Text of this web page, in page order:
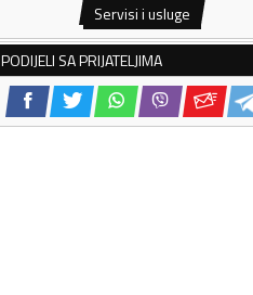
Servisi i usluge
PODIJELI SA PRIJATELJIMA